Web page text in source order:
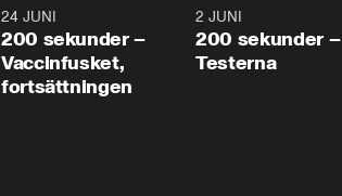
5:00
24 JUNI
200 sekunder –
Vaccinfusket,
fortsättningen
2 JUNI
200 sekunder –
Testerna